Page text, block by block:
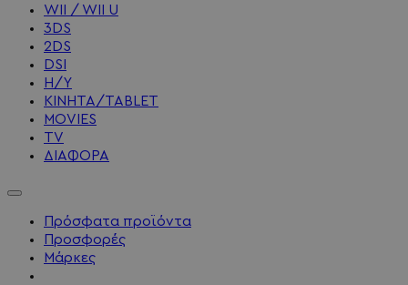
WII / WII U
3DS
2DS
DSI
Η/Υ
ΚΙΝΗΤΑ/TABLET
MOVIES
TV
ΔΙΑΦΟΡΑ
Πρόσφατα προϊόντα
Προσφορές
Μάρκες